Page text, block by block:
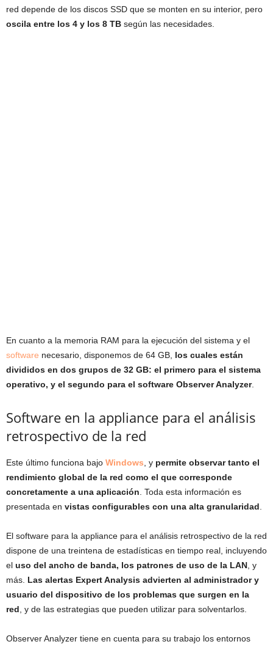
red depende de los discos SSD que se monten en su interior, pero
oscila entre los 4 y los 8 TB según las necesidades.
En cuanto a la memoria RAM para la ejecución del sistema y el
software necesario, disponemos de 64 GB, los cuales están
divididos en dos grupos de 32 GB: el primero para el sistema
operativo, y el segundo para el software Observer Analyzer.
Software en la appliance para el análisis
retrospectivo de la red
Este último funciona bajo Windows , y permite observar tanto el
rendimiento global de la red como el que corresponde
concretamente a una aplicación . Toda esta información es
presentada en vistas configurables con una alta granularidad
El software para la appliance para el análisis retrospectivo de la red
dispone de una treintena de estadísticas en tiempo real, incluyendo
el uso del ancho de banda, los patrones de uso de la LAN , y
más. Las alertas Expert Analysis advierten al administrador y
usuario del dispositivo de los problemas que surgen en la
red , y de las estrategias que pueden utilizar para solventarlos.
Observer Analyzer tiene en cuenta para su trabajo los entornos